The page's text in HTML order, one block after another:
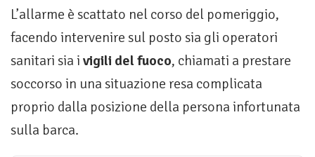
L’allarme è scattato nel corso del pomeriggio,
facendo intervenire sul posto sia gli operatori
sanitari sia i vigili del fuoco, chiamati a prestare
soccorso in una situazione resa complicata
proprio dalla posizione della persona infortunata
sulla barca.